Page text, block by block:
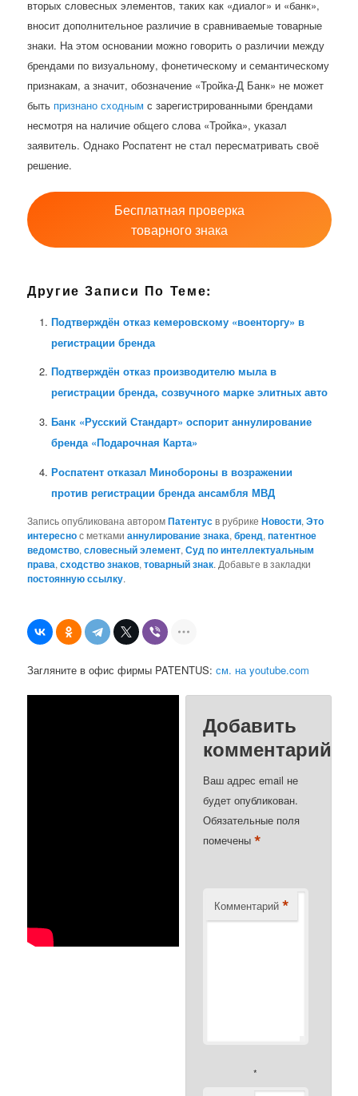
вторых словесных элементов, таких как «диалог» и «банк»,
вносит дополнительное различие в сравниваемые товарные
знаки. На этом основании можно говорить о различии между
брендами по визуальному, фонетическому и семантическому
признакам, а значит, обозначение «Тройка-Д Банк» не может
быть признано сходным с зарегистрированными брендами
несмотря на наличие общего слова «Тройка», указал
заявитель. Однако Роспатент не стал пересматривать своё
решение.
Бесплатная проверка
товарного знака
Другие Записи По Теме:
Подтверждён отказ кемеровскому «военторгу» в
регистрации бренда
Подтверждён отказ производителю мыла в
регистрации бренда, созвучного марке элитных авто
Банк «Русский Стандарт» оспорит аннулирование
бренда «Подарочная Карта»
Роспатент отказал Минобороны в возражении
против регистрации бренда ансамбля МВД
Запись опубликована авторомПатентусв рубрикеНовости,Это
интереснос меткамианнулирование знака,бренд,патентное
ведомство,словесный элемент,Суд по интеллектуальным
права,сходство знаков,товарный знак. Добавьте в закладки
постоянную ссылку.
Загляните в офис фирмы PATENTUS:см. на youtube.com
Добавить
комментарий
Ваш адрес email не
будет опубликован.
Обязательные поля
помечены*
Комментарий *
*